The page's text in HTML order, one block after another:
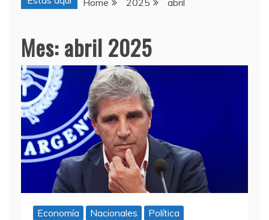
Home 2025 abril
Mes:abril 2025
Economía Nacionales Política